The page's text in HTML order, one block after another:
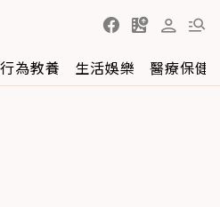
行為教養 生活娛樂 醫療保健